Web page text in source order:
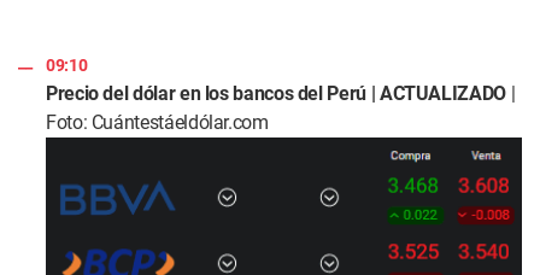
09:10
Precio del dólar en los bancos del Perú | ACTUALIZADO|
Foto: Cuántestáeldólar.com